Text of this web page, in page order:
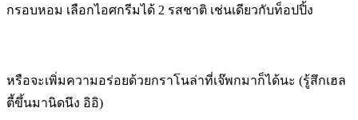
กรอบหอม เลือกไอศกรีมได้ 2 รสชาติ เช่นเดียวกับท็อปปิ้ง
หรือจะเพิ่มความอร่อยด้วยกราโนล่าที่เจ๊พกมาก็ได้นะ (รู้สึกเฮล
ตี้ขึ้นมานิดนึง อิอิ)